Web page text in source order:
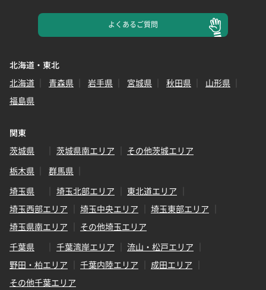
よくあるご質問
北海道・東北
北海道
青森県 岩手県 宮城県 秋田県
山形県
福島県
関東
茨城県
茨城県南エリア
その他茨城エリア
栃木県
群馬県
埼玉県
埼玉北部エリア
東北道エリア
埼玉西部エリア
埼玉中央エリア
埼玉東部エリア
埼玉県南エリア
その他埼玉エリア
千葉県
千葉湾岸エリア
流山・松戸エリア
野田・柏エリア
千葉内陸エリア
成田エリア
その他千葉エリア